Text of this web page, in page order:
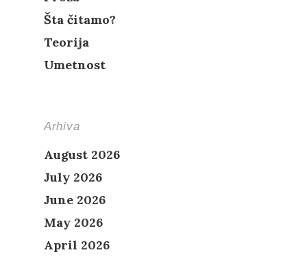
Šta čitamo?
Teorija
Umetnost
Arhiva
August 2026
July 2026
June 2026
May 2026
April 2026